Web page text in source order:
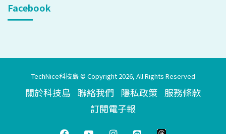
Facebook
TechNice科技島 © Copyright 2026, All Rights Reserved
關於科技島 聯絡我們 隱私政策 服務條款
訂閱電子報